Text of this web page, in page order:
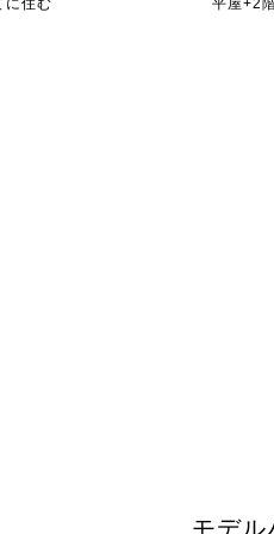
に住む 平屋+2
モデル